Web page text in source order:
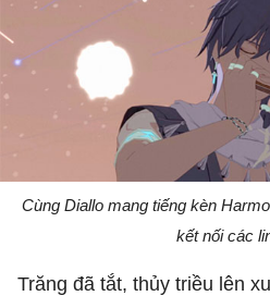
Cùng Diallo mang tiếng kèn
kết nối các
Trăng đã tắt, thủy triều lên